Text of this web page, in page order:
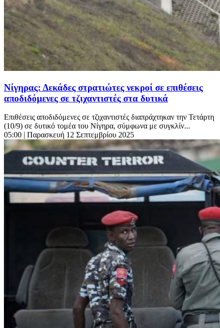
Νίγηρας: Δεκάδες στρατιώτες νεκροί σε επιθέσεις
αποδιδόμενες σε τζιχαντιστές στα δυτικά
Επιθέσεις αποδιδόμενες σε τζιχαντιστές διαπράχτηκαν την Τετάρτη
(10/9) σε δυτικό τομέα του Νίγηρα, σύμφωνα με συγκλίν...
05:00 | Παρασκευή 12 Σεπτεμβρίου 2025